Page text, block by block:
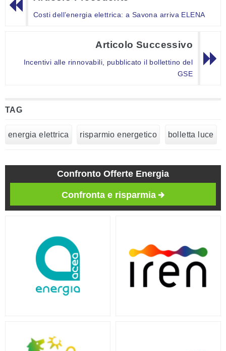
Costi dell’energia elettrica: a Savona arriva ELENA
Articolo Successivo
Incentivi alle rinnovabili, pubblicato il bollettino del
GSE
TAG
energia elettrica risparmio energetico bolletta luce
Confronto Offerte Energia
Confronta e risparmia